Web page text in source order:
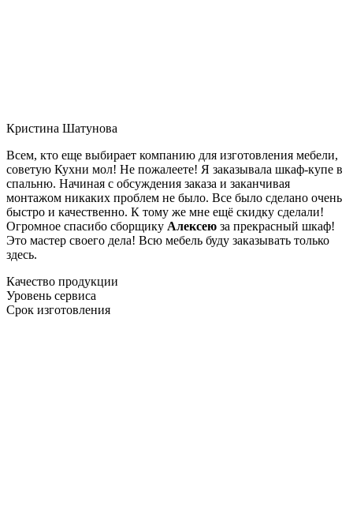
Кристина Шатунова
Всем, кто еще выбирает компанию для изготовления мебели,
советую Кухни мол! Не пожалеете! Я заказывала шкаф-купе в
спальню. Начиная с обсуждения заказа и заканчивая
монтажом никаких проблем не было. Все было сделано очень
быстро и качественно. К тому же мне ещё скидку сделали!
Огромное спасибо сборщику Алексею за прекрасный шкаф!
Это мастер своего дела! Всю мебель буду заказывать только
здесь.
Качество продукции
Уровень сервиса
Срок изготовления